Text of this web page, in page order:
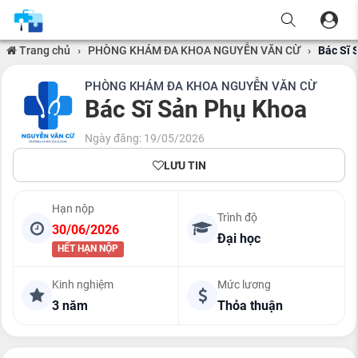
Trang chủ › PHÒNG KHÁM ĐA KHOA NGUYỄN VĂN CỪ › Bác Sĩ
PHÒNG KHÁM ĐA KHOA NGUYỄN VĂN CỪ
Bác Sĩ Sản Phụ Khoa
Ngày đăng: 19/05/2026
LƯU TIN
Hạn nộp
30/06/2026
HẾT HẠN NỘP
Trình độ
Đại học
Kinh nghiệm
3 năm
Mức lương
Thỏa thuận